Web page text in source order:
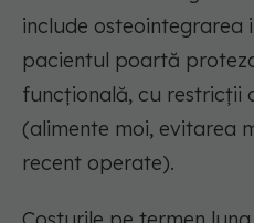
include osteointegrarea
pacientul poartă
funcțională, cu restricții
(alimente moi, evitarea
recent operate).